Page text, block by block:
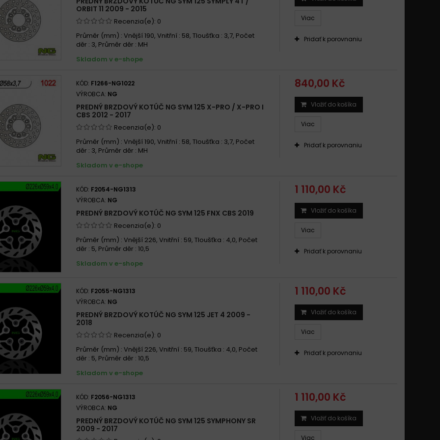
ORBIT 11 2009 - 2015
Recenzia(e): 0
Průměr (mm) : Vnější 190, Vnitřní : 58, Tloušťka : 3,7, Počet
děr : 3, Průměr děr : MH
Skladom v e-shope
Viac
Pridať k porovnaniu
KÓD: F1266-NG1022
VÝROBCA: NG
PREDNÝ BRZDOVÝ KOTÚČ NG SYM 125 X-PRO / X-PRO I
CBS 2012 - 2017
Recenzia(e): 0
Průměr (mm) : Vnější 190, Vnitřní : 58, Tloušťka : 3,7, Počet
děr : 3, Průměr děr : MH
Skladom v e-shope
840,00 Kč
Vložiť do košíka
Viac
Pridať k porovnaniu
KÓD: F2054-NG1313
VÝROBCA: NG
PREDNÝ BRZDOVÝ KOTÚČ NG SYM 125 FNX CBS 2019
Recenzia(e): 0
Průměr (mm) : Vnější 226, Vnitřní : 59, Tloušťka : 4,0, Počet
děr : 5, Průměr děr : 10,5
Skladom v e-shope
1 110,00 Kč
Vložiť do košíka
Viac
Pridať k porovnaniu
KÓD: F2055-NG1313
VÝROBCA: NG
PREDNÝ BRZDOVÝ KOTÚČ NG SYM 125 JET 4 2009 -
2018
Recenzia(e): 0
Průměr (mm) : Vnější 226, Vnitřní : 59, Tloušťka : 4,0, Počet
děr : 5, Průměr děr : 10,5
Skladom v e-shope
1 110,00 Kč
Vložiť do košíka
Viac
Pridať k porovnaniu
KÓD: F2056-NG1313
VÝROBCA: NG
PREDNÝ BRZDOVÝ KOTÚČ NG SYM 125 SYMPHONY SR
2009 - 2017
1 110,00 Kč
Vložiť do košíka
Viac